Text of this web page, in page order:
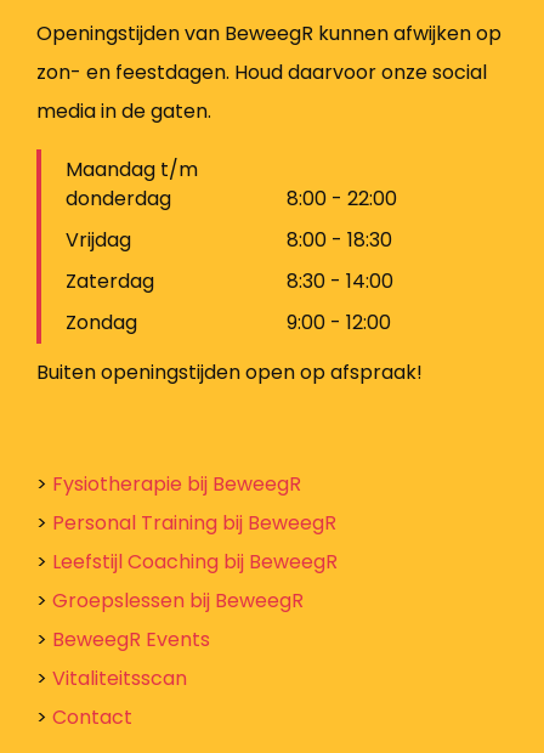
Openingstijden van BeweegR kunnen afwijken op
zon- en feestdagen. Houd daarvoor onze social
media in de gaten.
Maandag t/m
donderdag
8:00 - 22:00
Vrijdag
8:00 - 18:30
Zaterdag
8:30 - 14:00
Zondag
9:00 - 12:00
Buiten openingstijden open op afspraak!
> Fysiotherapie bij BeweegR
> Personal Training bij BeweegR
> Leefstijl Coaching bij BeweegR
> Groepslessen bij BeweegR
> BeweegR Events
> Vitaliteitsscan
> Contact